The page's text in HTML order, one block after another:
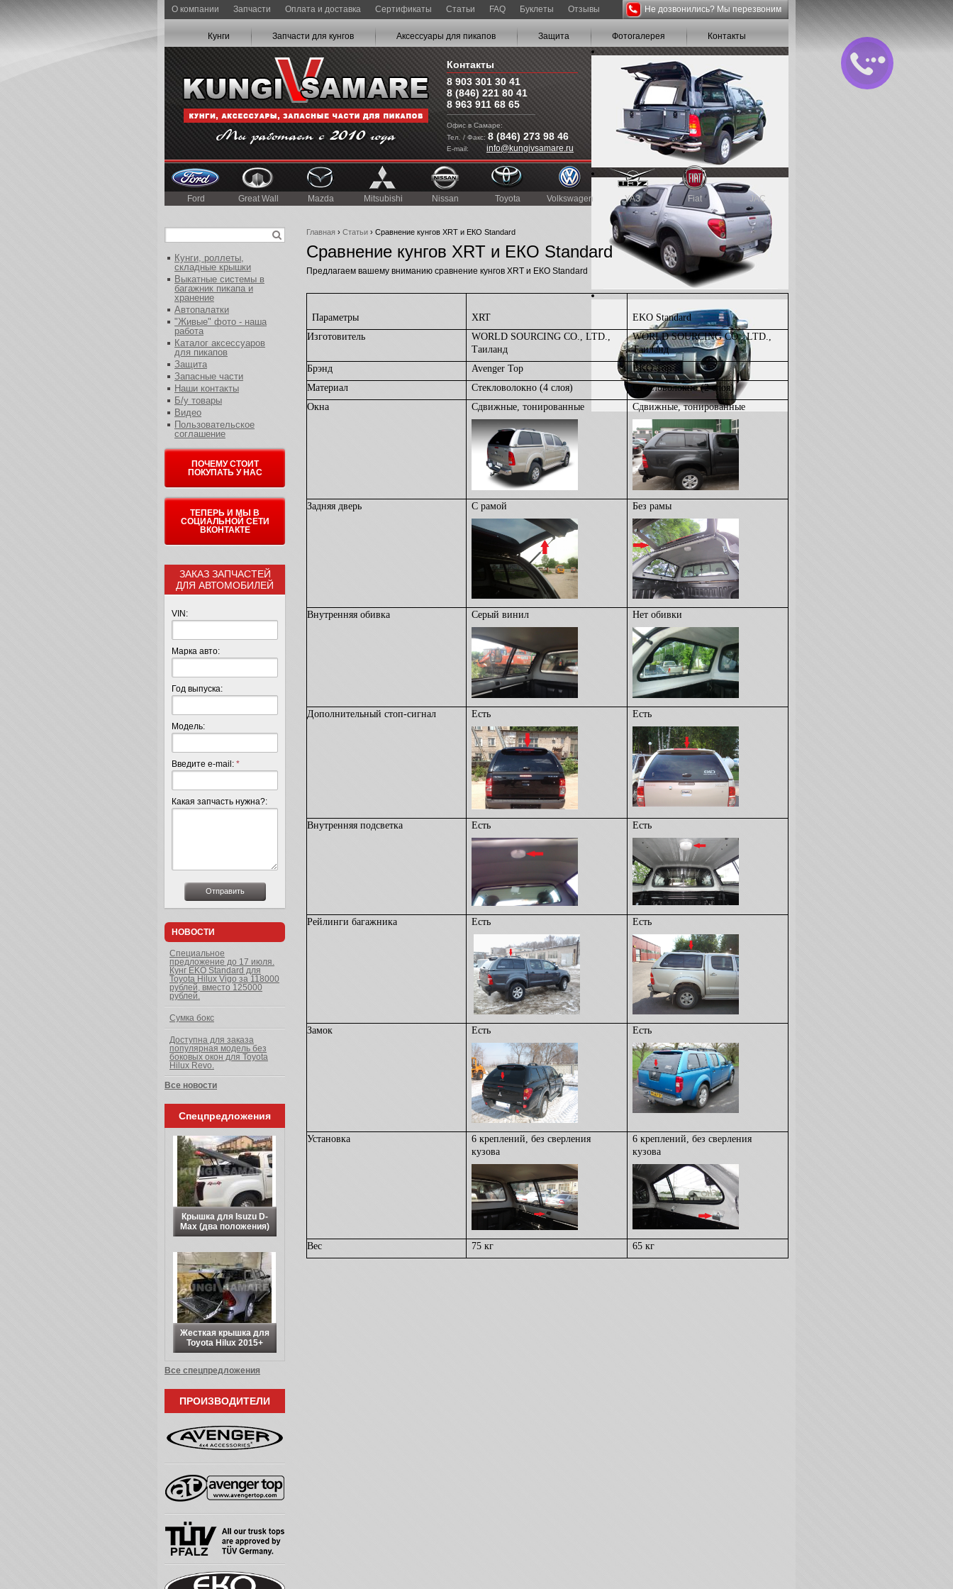
О компании Запчасти Оплата и доставка Сертификаты Статьи FAQ Буклеты Отзывы
Кунги Запчасти для кунгов Аксессуары для пикапов Защита Фотогалерея Контакты
Контакты
8 903 301 30 41
8 (846) 221 80 41
8 963 911 68 65
Офис в Самаре:
Тел. / Факс: 8 (846) 273 98 46
E-mail: info@kungivsamare.ru
Не дозвонились? Мы перезвоним
Ford Great Wall Mazda Mitsubishi Nissan Toyota Volkswagen УАЗ Fiat JAC
Главная › Статьи › Сравнение кунгов XRT и EКО Standard
Сравнение кунгов XRT и EКО Standard
Предлагаем вашему вниманию сравнение кунгов XRT и EКО Standard
Параметры XRT
EKO Standard
Изготовитель
WORLD SOURCING CO., LTD.,
Таиланд
WORLD SOURCING CO., LTD.,
Таиланд
Брэнд
Avenger Top
EKO Top
Материал
Стекловолокно (4 слоя)
Стекловолокно (2 слоя)
Окна
Сдвижные, тонированные Сдвижные, тонированные
Задняя дверь С рамой Без рамы
Внутренняя обивка Серый винил Нет обивки
Дополнительный стоп-сигнал Есть Есть
Внутренняя подсветка Есть Есть
Рейлинги багажника Есть Есть
Замок Есть Есть
Установка
6 креплений, без сверления
кузова
6 креплений, без сверления
кузова
Вес 75 кг 65кг
Кунги, роллеты,
складные крышки
Выкатные системы в
багажник пикапа и
хранение
Автопалатки
"Живые" фото - наша
работа
Каталог аксессуаров
для пикапов
Защита
Запасные части
Наши контакты
Б/у товары
Видео
Пользовательское
соглашение
ПОЧЕМУ СТОИТ
ПОКУПАТЬ У НАС
ТЕПЕРЬ И МЫ В
СОЦИАЛЬНОЙ СЕТИ
ВКОНТАКТЕ
ЗАКАЗ ЗАПЧАСТЕЙ
ДЛЯ АВТОМОБИЛЕЙ
VIN:
Марка авто:
Год выпуска:
Модель:
Введите e-mail: *
Какая запчасть нужна?:
НОВОСТИ
Специальное
предложение до 17 июля.
Кунг EKO Standard для
Toyota Hilux Vigo за 118000
рублей, вместо 125000
рублей.
Сумка бокс
Доступна для заказа
популярная модель без
боковых окон для Toyota
Hilux Revo.
Все новости
Спецпредложения
Крышка для Isuzu D-
Max (два положения)
Жесткая крышка для
Toyota Hilux 2015+
Все спецпредложения
ПРОИЗВОДИТЕЛИ